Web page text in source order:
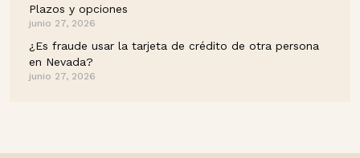
Plazos y opciones
junio 27, 2026
¿Es fraude usar la tarjeta de crédito de otra persona
en Nevada?
junio 27, 2026